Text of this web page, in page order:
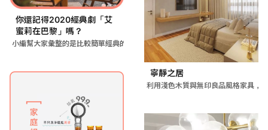
你還記得2020經典劇「艾
蜜莉在巴黎」嗎？
小編幫大家彙整的是比較簡單經典的法式優雅風格，風格其實沒有一
寧靜之居
利用淺色木質與無印良品風格家具，